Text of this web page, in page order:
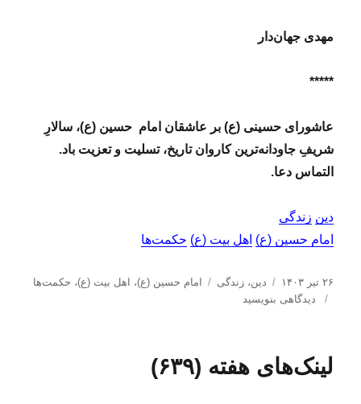
مهدی جهان‌دار
*****
عاشورای حسینی (ع) بر عاشقان امام حسین (ع)، سالارِ
شریفِ جاودانه‌ترین کاروان تاریخ، تسلیت و تعزیت باد.
التماس دعا.
دین زندگی
امام حسین (ع) اهل بیت (ع) حکمت‌ها
ا
ش
۲۶ تیر ۱۴۰۳
د
س
ا
دین،زندگی
ب
ه
امام حسین (ع)، اهل بیت (ع)، حکمت‌ها
ح
دیدگاهی بنویسید
لینک‌های هفته (۶۳۹)